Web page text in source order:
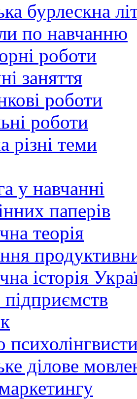
бурлескна
по навчанню
роботи
заняття
роботи
роботи
різні теми
у навчанні
паперів
теорія
історія
ділове